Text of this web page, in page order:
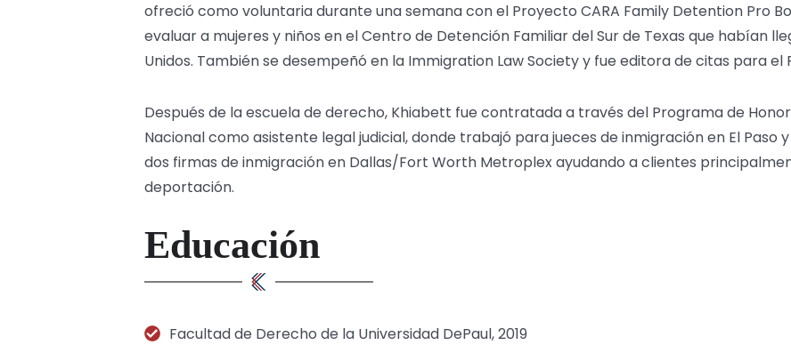
ofreció como voluntaria durante una semana con el Proyecto CARA Family Detention Pro
evaluar a mujeres y niños en el Centro de Detención Familiar del Sur de Texas que habían
Unidos. También se desempeñó en la Immigration Law Society y fue editora de citas para el
Después de la escuela de derecho, Khiabett fue contratada a través del Programa de
Nacional como asistente legal judicial, donde trabajó para jueces de inmigración en El Paso
dos firmas de inmigración en Dallas/Fort Worth Metroplex ayudando a clientes
deportación.
Educación
Facultad de Derecho de la Universidad DePaul, 2019